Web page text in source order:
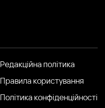
Редакційна політика
Правила користування
Політика конфіденційності